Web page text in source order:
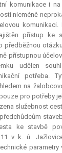
komunikace i
nicméně
komunikaci.
přístup ke
předběžnou
přístupnou
udělen
potřeba.
na
pro potřeby
služebnost
ke stavbě
v k. ú.
parametry